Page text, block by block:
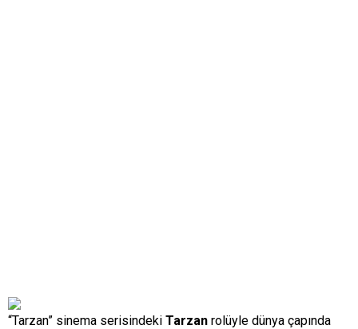
“Tarzan” sinema serisindeki Tarzan rolüyle dünya çapında